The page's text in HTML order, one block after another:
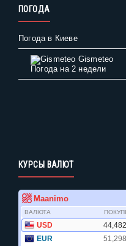
ПОГОДА
Погода в Киеве
Gismeteo
Погода на 2 недели
КУРСЫ ВАЛЮТ